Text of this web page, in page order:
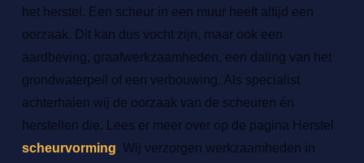
het herstel. Een scheur in een muur heeft altijd een
oorzaak. Dit kan dus vocht zijn, maar ook een
aardbeving, graafwerkzaamheden, een daling van het
grondwaterpeil of een verbouwing. Als specialist
achterhalen wij de oorzaak van de scheuren én
herstellen die. Lees er meer over op de pagina Herstel
scheurvorming. Wij verzorgen werkzaamheden in